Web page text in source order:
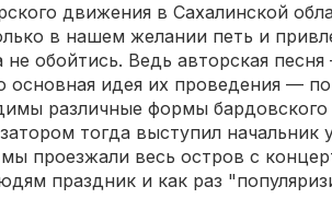
движения в Сахалинской
в нашем желании петь и
обойтись. Ведь авторская
идея их проведения —
различные формы
тогда выступил начальник
проезжали весь остров с
праздник и как раз